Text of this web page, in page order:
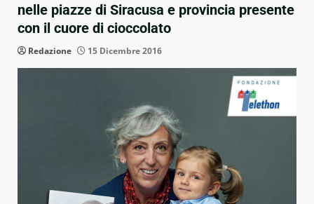
nelle piazze di Siracusa e provincia presente
con il cuore di cioccolato
Redazione 15 Dicembre 2016